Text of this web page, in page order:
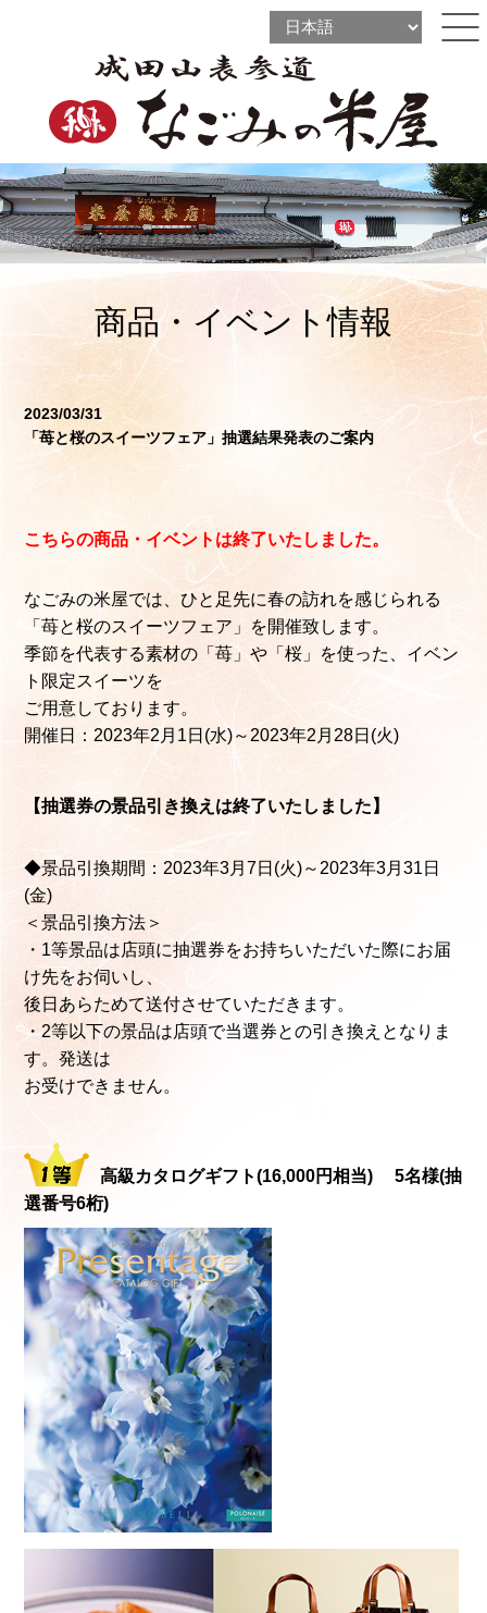
ine
商品・イベント情報
2023/03/31
「苺と桜のスイーツフェア」抽選結果発表のご案内
こちらの商品・イベントは終了いたしました。
なごみの米屋では、ひと足先に春の訪れを感じられる
「苺と桜のスイーツフェア」を開催致します。
季節を代表する素材の「苺」や「桜」を使った、イベン
ト限定スイーツを
ご用意しております。
開催日：2023年2月1日(水)～2023年2月28日(火)
【抽選券の景品引き換えは終了いたしました】
◆景品引換期間：2023年3月7日(火)～2023年3月31日
(金)
＜景品引換方法＞
・1等景品は店頭に抽選券をお持ちいただいた際にお届
け先をお伺いし、
後日あらためて送付させていただきます。
・2等以下の景品は店頭で当選券との引き換えとなりま
す。発送は
お受けできません。
高級カタログギフト(16,000円相当) 5名様(抽
選番号6桁)